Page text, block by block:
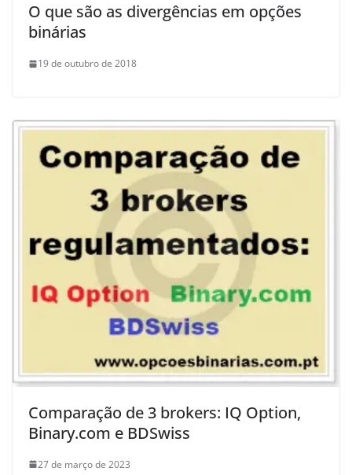
O que são as divergências em opções
binárias
19 de outubro de 2018
Comparação de 3 brokers: IQ Option,
Binary.com e BDSwiss
27 de março de 2023